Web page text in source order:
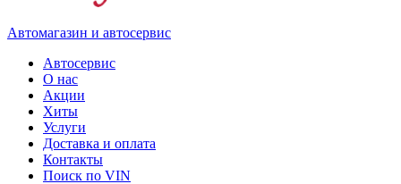
Автомагазин и автосервис
Автосервис
О нас
Акции
Хиты
Услуги
Доставка и оплата
Контакты
Поиск по VIN